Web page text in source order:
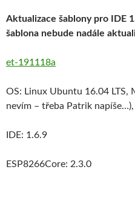
Aktualizace šablony pro IDE
šablona nebude nadále
et-191118a
OS: Linux Ubuntu 16.04 LTS,
nevím – třeba Patrik
IDE: 1.6.9
ESP8266Core: 2.3.0